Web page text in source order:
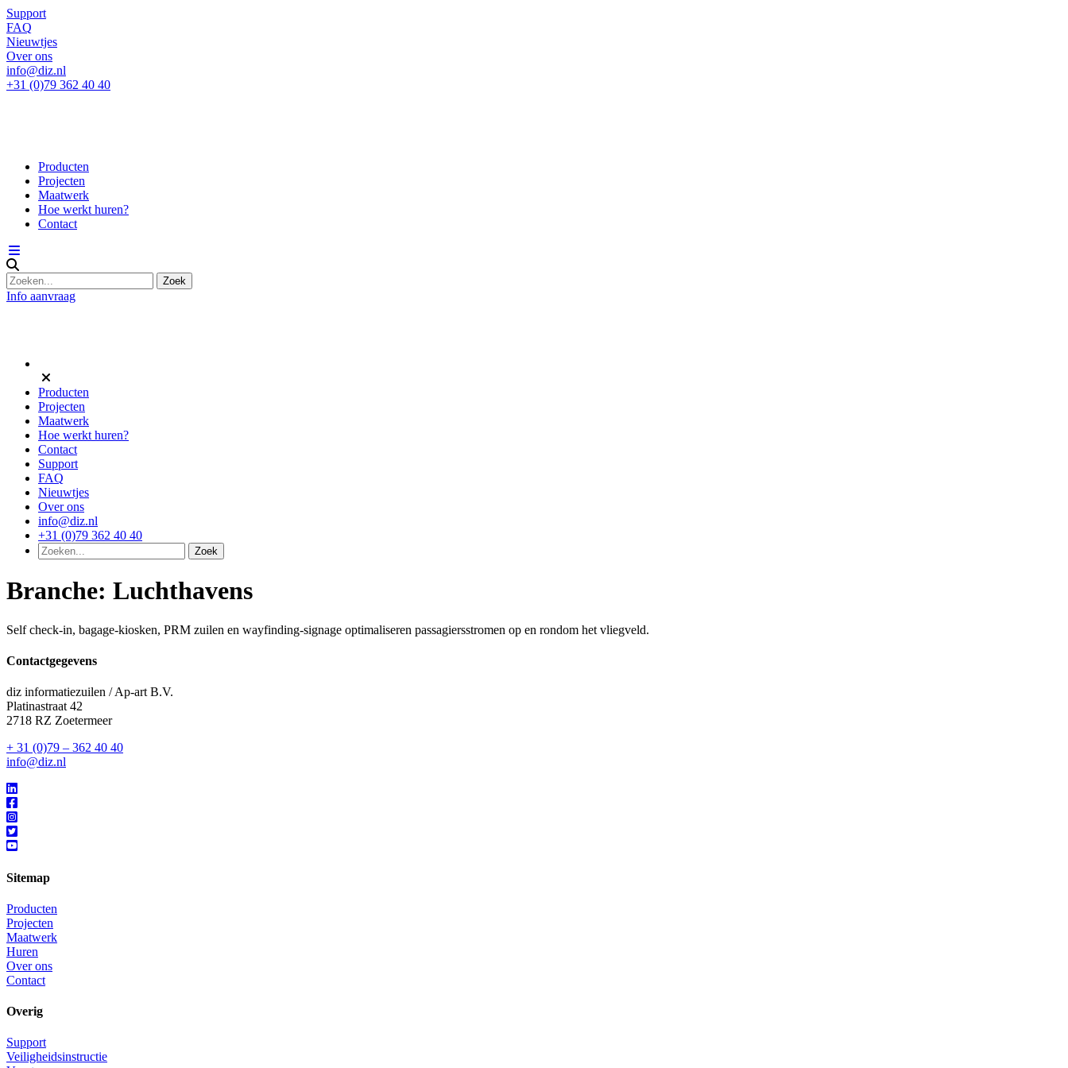
Support
FAQ
Nieuwtjes
Over ons
info@diz.nl
+31 (0)79 362 40 40
Producten
Projecten
Maatwerk
Hoe werkt huren?
Contact
Info aanvraag
Producten
Projecten
Maatwerk
Hoe werkt huren?
Contact
Support
FAQ
Nieuwtjes
Over ons
info@diz.nl
+31 (0)79 362 40 40
Branche: Luchthavens
Self check‑in, bagage‑kiosken, PRM zuilen en wayfinding‑signage optimaliseren passagiersstromen op en rondom het vliegveld.
Contactgegevens
diz informatiezuilen / Ap-art B.V.
Platinastraat 42
2718 RZ Zoetermeer
+ 31 (0)79 – 362 40 40
info@diz.nl
Sitemap
Producten
Projecten
Maatwerk
Huren
Over ons
Contact
Overig
Support
Veiligheidsinstructie